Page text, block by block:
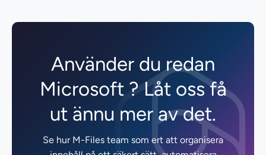
Använder du redan
Microsoft ? Låt oss få
ut ännu mer av det.
Se hur M-Files team som ert att organisera